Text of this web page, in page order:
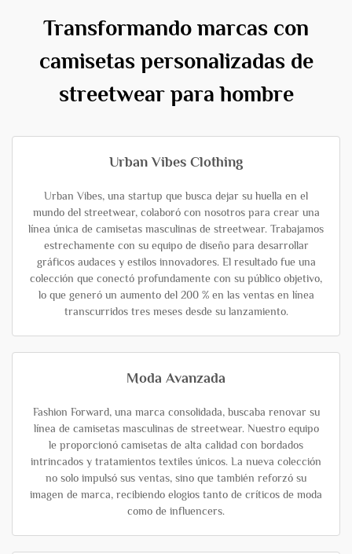
Transformando marcas con
camisetas personalizadas de
streetwear para hombre
Urban Vibes Clothing
Urban Vibes, una startup que busca dejar su huella en el
mundo del streetwear, colaboró con nosotros para crear una
línea única de camisetas masculinas de streetwear. Trabajamos
estrechamente con su equipo de diseño para desarrollar
gráficos audaces y estilos innovadores. El resultado fue una
colección que conectó profundamente con su público objetivo,
lo que generó un aumento del 200 % en las ventas en línea
transcurridos tres meses desde su lanzamiento.
Moda Avanzada
Fashion Forward, una marca consolidada, buscaba renovar su
línea de camisetas masculinas de streetwear. Nuestro equipo
le proporcionó camisetas de alta calidad con bordados
intrincados y tratamientos textiles únicos. La nueva colección
no solo impulsó sus ventas, sino que también reforzó su
imagen de marca, recibiendo elogios tanto de críticos de moda
como de influencers.